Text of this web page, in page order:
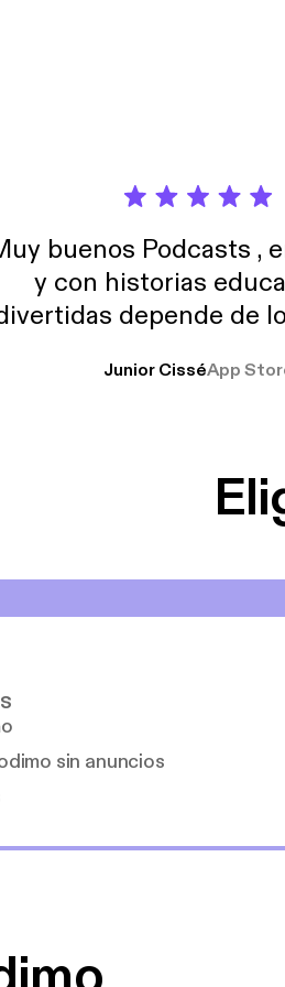
buenos Podcasts ,
y con historias
depende de
trabajo ya que estoy
Junior CisséApp
sin anuncios